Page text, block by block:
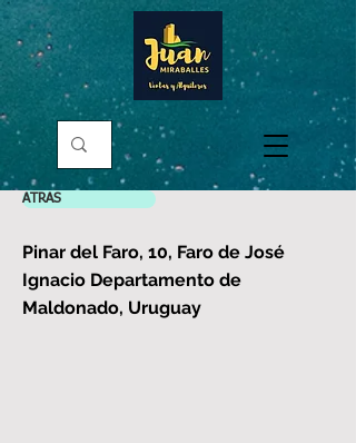
ATRAS
Pinar del Faro, 10, Faro de José
Ignacio Departamento de
Maldonado, Uruguay